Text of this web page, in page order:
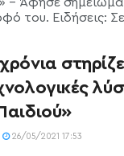
του. Ειδήσεις:
26/05/2021 17:53